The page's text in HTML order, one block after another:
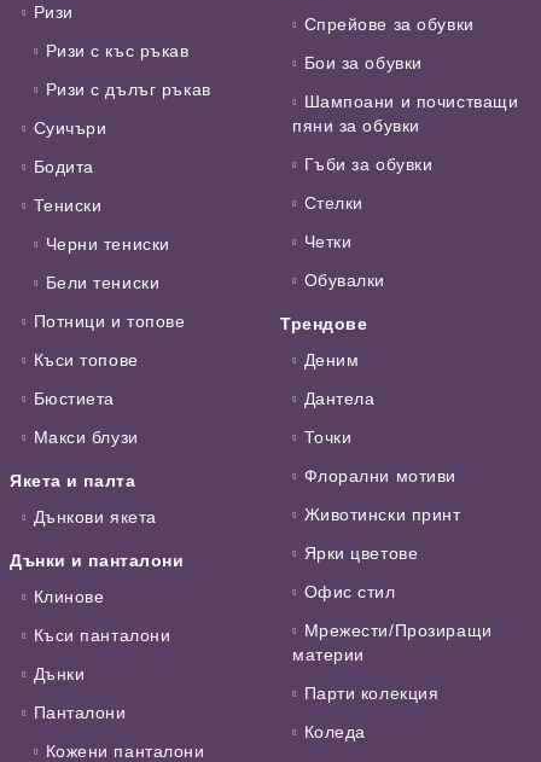
Ризи
Ризи с къс ръкав
Ризи с дълъг ръкав
Суичъри
Бодита
Тениски
Черни тениски
Бели тениски
Потници и топове
Къси топове
Бюстиета
Макси блузи
Якета и палта
Дънкови якета
Дънки и панталони
Клинове
Къси панталони
Дънки
Панталони
Кожени панталони
Спрейове за обувки
Бои за обувки
Шампоани и почистващи
пяни за обувки
Гъби за обувки
Стелки
Четки
Обувалки
Трендове
Деним
Дантела
Точки
Флорални мотиви
Животински принт
Ярки цветове
Офис стил
Мрежести/Прозиращи
материи
Парти колекция
Коледа